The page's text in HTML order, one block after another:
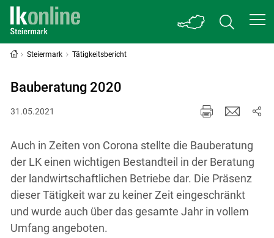
Steiermark Tätigkeitsbericht
Bauberatung 2020
31.05.2021
Auch in Zeiten von Corona stellte die Bauberatung
der LK einen wichtigen Bestandteil in der Beratung
der landwirtschaftlichen Betriebe dar. Die Präsenz
dieser Tätigkeit war zu keiner Zeit eingeschränkt
und wurde auch über das gesamte Jahr in vollem
Umfang angeboten.